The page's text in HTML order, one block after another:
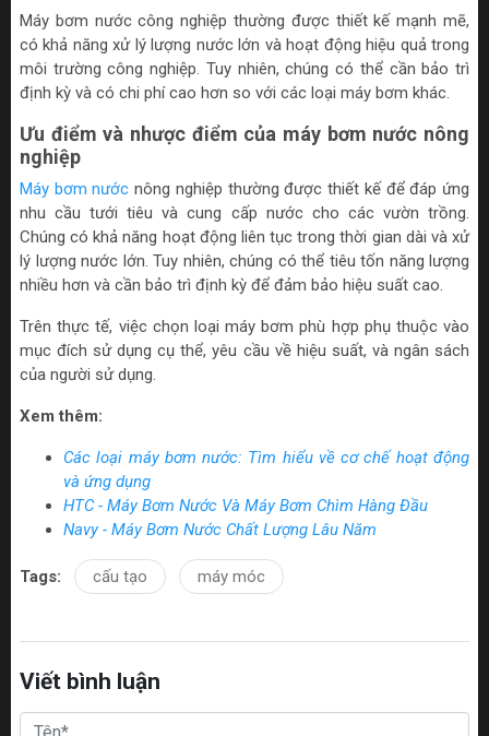
Máy bơm nước công nghiệp thường được thiết kế mạnh mẽ,
có khả năng xử lý lượng nước lớn và hoạt động hiệu quả trong
môi trường công nghiệp. Tuy nhiên, chúng có thể cần bảo trì
định kỳ và có chi phí cao hơn so với các loại máy bơm khác.
Ưu điểm và nhược điểm của máy bơm nước nông
nghiệp
Máy bơm nước nông nghiệp thường được thiết kế để đáp ứng
nhu cầu tưới tiêu và cung cấp nước cho các vườn trồng.
Chúng có khả năng hoạt động liên tục trong thời gian dài và xử
lý lượng nước lớn. Tuy nhiên, chúng có thể tiêu tốn năng lượng
nhiều hơn và cần bảo trì định kỳ để đảm bảo hiệu suất cao.
Trên thực tế, việc chọn loại máy bơm phù hợp phụ thuộc vào
mục đích sử dụng cụ thể, yêu cầu về hiệu suất, và ngân sách
của người sử dụng.
Xem thêm:
Các loại máy bơm nước: Tìm hiểu về cơ chế hoạt động
và ứng dụng
HTC - Máy Bơm Nước Và Máy Bơm Chìm Hàng Đầu
Navy - Máy Bơm Nước Chất Lượng Lâu Năm
Tags: cấu tạo máy móc
Viết bình luận